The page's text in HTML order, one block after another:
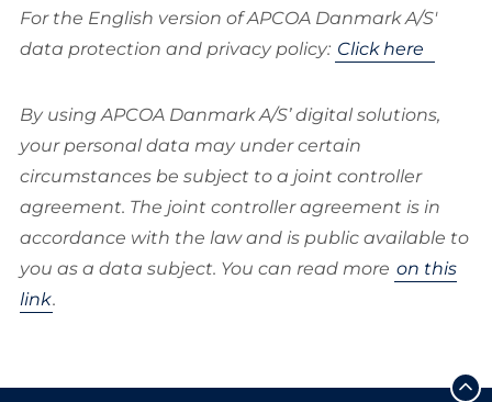
For the English version of APCOA Danmark A/S'
data protection and privacy policy: Click here
By using APCOA Danmark A/S’ digital solutions,
your personal data may under certain
circumstances be subject to a joint controller
agreement. The joint controller agreement is in
accordance with the law and is public available to
you as a data subject. You can read more on this
link.